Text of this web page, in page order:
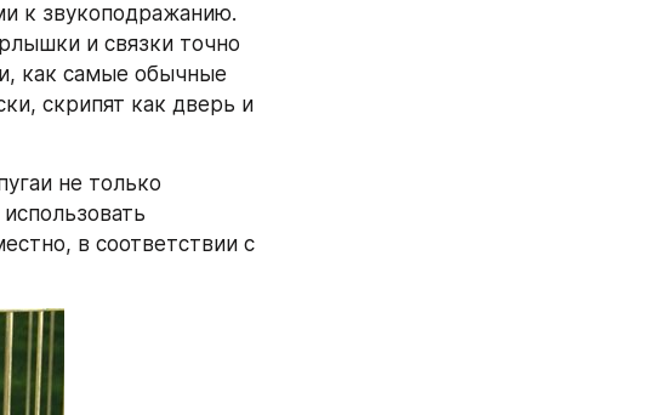
к звукоподражанию.
и связки точно
как самые обычные
скрипят как дверь и
не только
в соответствии с